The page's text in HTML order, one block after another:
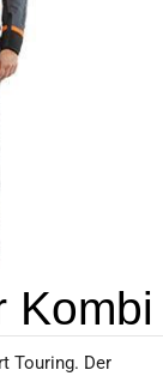
Kombi
Touring. Der